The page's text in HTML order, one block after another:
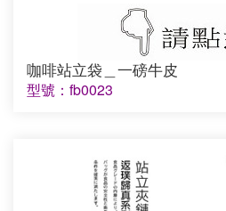
咖啡站立袋＿一磅牛皮
型號：fb0023